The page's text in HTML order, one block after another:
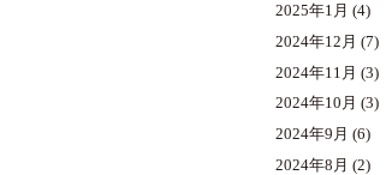
2025年1月 (4)
2024年12月 (7)
2024年11月 (3)
2024年10月 (3)
2024年9月 (6)
2024年8月 (2)